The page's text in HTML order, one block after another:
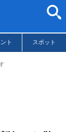
ト スポット